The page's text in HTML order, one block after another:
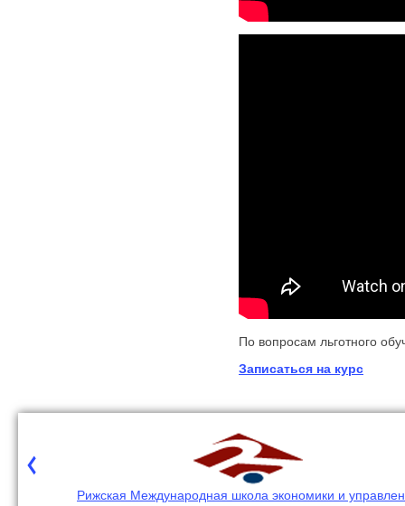
По вопросам льготного
Записаться на курс
Рижская Международная школа экономики и